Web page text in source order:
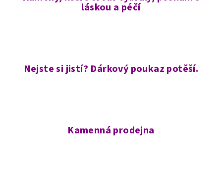
láskou a péčí
Nejste si jistí? Dárkový poukaz potěší.
Kamenná prodejna